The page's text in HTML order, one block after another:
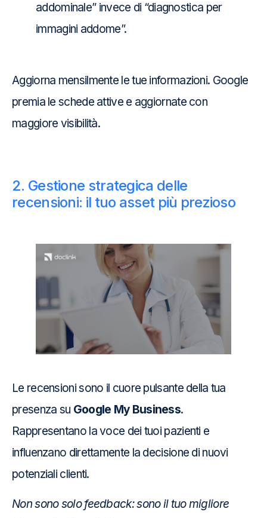
addominale” invece di “diagnostica per
immagini addome”.
Aggiorna mensilmente le tue informazioni. Google
premia le schede attive e aggiornate con
maggiore visibilità.
2. Gestione strategica delle
recensioni: il tuo asset più prezioso
Le recensioni sono il cuore pulsante della tua
presenza su Google My Business.
Rappresentano la voce dei tuoi pazienti e
influenzano direttamente la decisione di nuovi
potenziali clienti.
Non sono solo feedback: sono il tuo migliore